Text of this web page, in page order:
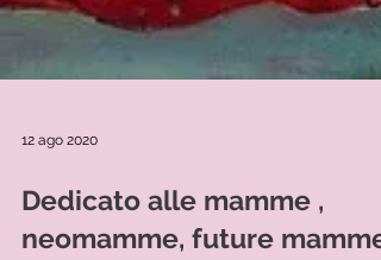
Dedicato alle mamme ,